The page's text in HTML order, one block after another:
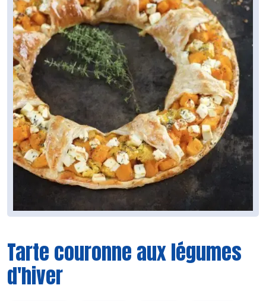
Tarte couronne aux légumes
d'hiver